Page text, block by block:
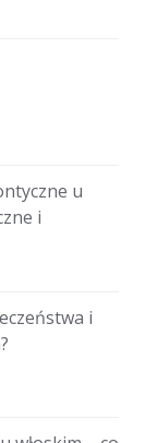
u
i
i